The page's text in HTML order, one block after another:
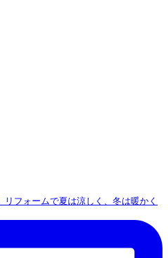
リフォームで夏は涼しく、冬は暖かく